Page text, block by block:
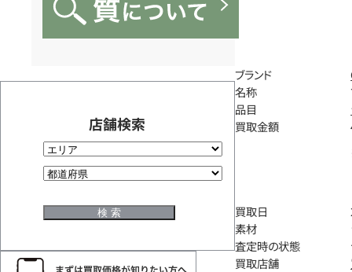
店舗検索
ブランド
名称
品目
買取金額
買取日
素材
査定時の状態
買取店舗